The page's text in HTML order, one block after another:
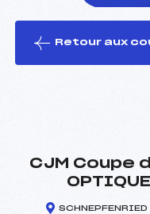
le ski
Retour aux
CJM Coupe
SCHNEPFENRIED